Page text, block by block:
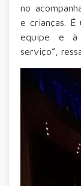
no
e crianças.
equipe e à
serviço”,